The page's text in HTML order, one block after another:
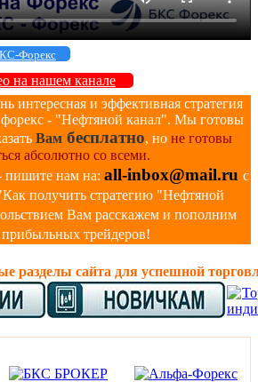
Форекс
на нашем канале
интересная и эффективная стратегия
- "Нефтяной канал". Мы готовы
Вам бесплатно, но не готовы
абсолютно со всеми.
нам на: all-inbox@mail.ru с
получить стратегию "Нефтяной
Вам расскажем и пополним
трейдеров!
разделы сайта для успешной